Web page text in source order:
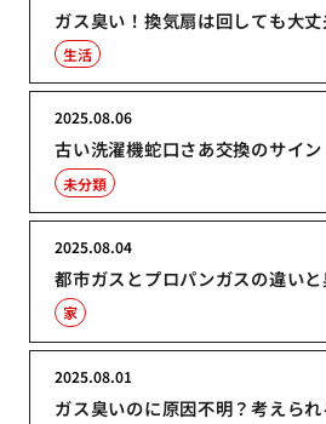
ガス臭い！換気扇は回しても大
生活
古い洗濯機蛇口さあ交換のサイン
2025.08.06
未分類
都市ガスとプロパンガスの違い
2025.08.04
家
ガス臭いのに原因不明？考えら
2025.08.01